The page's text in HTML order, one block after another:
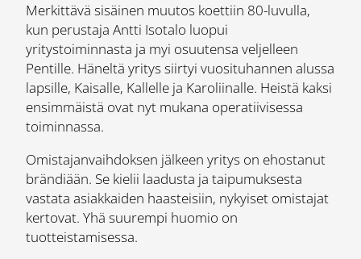
Merkittävä sisäinen muutos koettiin 80-luvulla,
kun perustaja Antti Isotalo luopui
yritystoiminnasta ja myi osuutensa veljelleen
Pentille. Häneltä yritys siirtyi vuosituhannen alussa
lapsille, Kaisalle, Kallelle ja Karoliinalle. Heistä kaksi
ensimmäistä ovat nyt mukana operatiivisessa
toiminnassa.
Omistajanvaihdoksen jälkeen yritys on ehostanut
brändiään. Se kielii laadusta ja taipumuksesta
vastata asiakkaiden haasteisiin, nykyiset omistajat
kertovat. Yhä suurempi huomio on
tuotteistamisessa.